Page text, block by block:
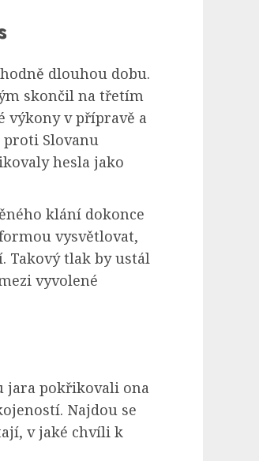
dlouhou dobu.
skončil na třetím
výkony v přípravě a
Slovanu
hesla jako
klání dokonce
vysvětlovat,
Takový tlak by ustál
vyvolené
jara pokřikovali ona
Najdou se
v jaké chvíli k